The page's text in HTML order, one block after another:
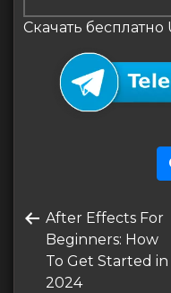
Скачать
по
записям
Предыдущая
запись
After Effects For
Beginners: How
To Get Started in
2024